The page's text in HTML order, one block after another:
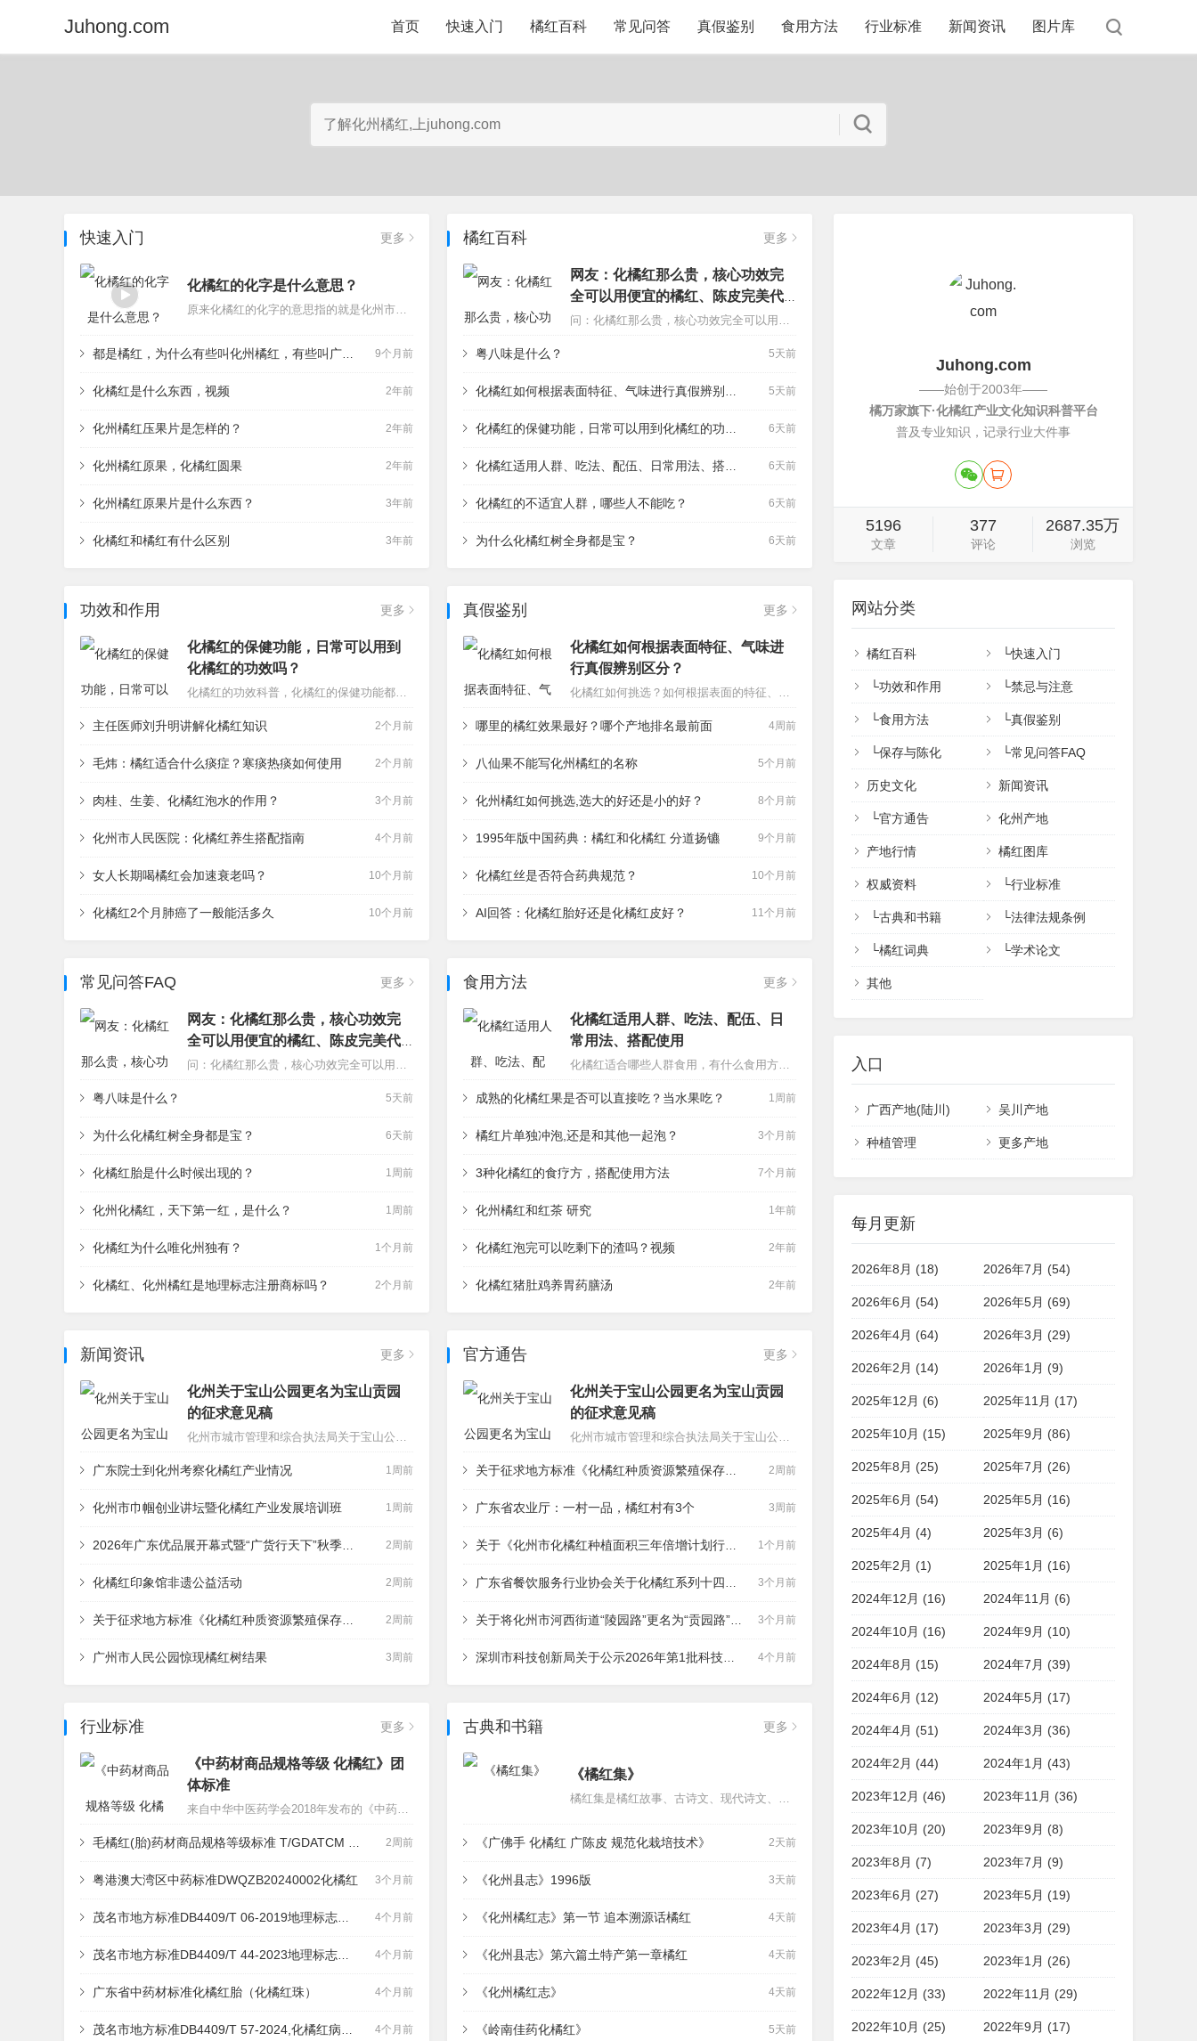
Juhong.com 首页 快速入门 橘红百科 常见问答 真假鉴别 食用方法 行业标准 新闻资讯 图片库
快速入门 更多
化橘红的化字是什么意思？
都是橘红，为什么有些叫化州橘红，有些叫广西橘红、陆川橘红、吴川橘红？ 9个月前
化橘红是什么东西，视频 2年前
化州橘红压果片是怎样的？ 2年前
化州橘红原果，化橘红圆果 2年前
化州橘红原果片是什么东西？ 3年前
化橘红和橘红有什么区别 3年前
橘红百科 更多
网友：化橘红那么贵，核心功效完
全可以用便宜的橘红、陈皮完美代
替吗？
粤八味是什么？ 5天前
化橘红如何根据表面特征、气味进行真假辨别区分？ 5天前
化橘红的保健功能，日常可以用到化橘红的功效吗？ 6天前
化橘红适用人群、吃法、配伍、日常用法、搭配使用 6天前
化橘红的不适宜人群，哪些人不能吃？ 6天前
为什么化橘红树全身都是宝？ 6天前
功效和作用 更多
化橘红的保健功能，日常可以用到
化橘红的功效吗？
主任医师刘升明讲解化橘红知识 2个月前
毛炜：橘红适合什么痰症？寒痰热痰如何使用 2个月前
肉桂、生姜、化橘红泡水的作用？ 3个月前
化州市人民医院：化橘红养生搭配指南 4个月前
女人长期喝橘红会加速衰老吗？ 10个月前
化橘红2个月肺癌了一般能活多久 10个月前
真假鉴别 更多
化橘红如何根据表面特征、气味进
行真假辨别区分？
哪里的橘红效果最好？哪个产地排名最前面 4周前
八仙果不能写化州橘红的名称 5个月前
​化州橘红如何挑选,选大的好还是小的好？ 8个月前
1995年版中国药典：橘红和化橘红 分道扬镳 9个月前
化橘红丝是否符合药典规范？ 10个月前
AI回答：化橘红胎好还是化橘红皮好？ 11个月前
常见问答FAQ 更多
网友：化橘红那么贵，核心功效完
全可以用便宜的橘红、陈皮完美代
替吗？
粤八味是什么？ 5天前
为什么化橘红树全身都是宝？ 6天前
化橘红胎是什么时候出现的？ 1周前
化州化橘红，天下第一红，是什么？ 1周前
化橘红为什么唯化州独有？ 1个月前
化橘红、化州橘红是地理标志注册商标吗？ 2个月前
食用方法 更多
化橘红适用人群、吃法、配伍、日
常用法、搭配使用
成熟的化橘红果是否可以直接吃？当水果吃？ 1周前
橘红片单独冲泡,还是和其他一起泡？ 3个月前
3种化橘红的食疗方，搭配使用方法 7个月前
化州橘红和红茶 研究 1年前
化橘红泡完可以吃剩下的渣吗？视频 2年前
化橘红猪肚鸡养胃药膳汤 2年前
新闻资讯 更多
化州关于宝山公园更名为宝山贡园
的征求意见稿
广东院士到化州考察化橘红产业情况 1周前
化州市巾帼创业讲坛暨化橘红产业发展培训班 1周前
2026年广东优品展开幕式暨“广货行天下”秋季行动启动 2周前
化橘红印象馆非遗公益活动 2周前
关于征求地方标准《化橘红种质资源繁殖保存更新技术规程》（送审稿）意见的公告 2周前
广州市人民公园惊现橘红树结果 3周前
官方通告 更多
化州关于宝山公园更名为宝山贡园
的征求意见稿
关于征求地方标准《化橘红种质资源繁殖保存更新技术规程》（送审稿）意见的公告 2周前
广东省农业厅：一村一品，橘红村有3个 3周前
关于《化州市化橘红种植面积三年倍增计划行动方案》奖补申报工作的通知 1个月前
广东省餐饮服务行业协会关于化橘红系列十四项团体标准的立项通知 3个月前
关于将化州市河西街道“陵园路”更名为“贡园路”的公示 3个月前
深圳市科技创新局关于公示2026年第1批科技计划验收通过和结题项目（非基础研究类）的通知 4个月前
行业标准 更多
《中药材商品规格等级 化橘红》团
体标准
毛橘红(胎)药材商品规格等级标准 T/GDATCM 0004－2023 2周前
粤港澳大湾区中药标准DWQZB20240002化橘红 3个月前
茂名市地方标准DB4409/T 06-2019地理标志产品 化橘红 4个月前
茂名市地方标准DB4409/T 44-2023地理标志产品 化橘红质量等级 4个月前
广东省中药材标准化橘红胎（化橘红珠） 4个月前
茂名市地方标准DB4409/T 57-2024,化橘红病虫害防治农药安全使用技术规程 4个月前
古典和书籍 更多
《橘红集》
《广佛手 化橘红 广陈皮 规范化栽培技术》 2天前
《化州县志》1996版 3天前
《化州橘红志》第一节 追本溯源话橘红 4天前
《化州县志》第六篇土特产第一章橘红 4天前
《化州橘红志》 4天前
《岭南佳药化橘红》 5天前
Juhong.com
——始创于2003年——
橘万家旗下·化橘红产业文化知识科普平台
普及专业知识，记录行业大件事
5196
文章
377
评论
2687.35万
浏览
网站分类
橘红百科 └快速入门
└功效和作用 └禁忌与注意
└食用方法 └真假鉴别
└保存与陈化 └常见问答FAQ
历史文化 新闻资讯
└官方通告 化州产地
产地行情 橘红图库
权威资料 └行业标准
└古典和书籍 └法律法规条例
└橘红词典 └学术论文
其他
入口
广西产地(陆川) 吴川产地
种植管理 更多产地
每月更新
2026年8月 (18) 2026年7月 (54)
2026年6月 (54) 2026年5月 (69)
2026年4月 (64) 2026年3月 (29)
2026年2月 (14) 2026年1月 (9)
2025年12月 (6) 2025年11月 (17)
2025年10月 (15) 2025年9月 (86)
2025年8月 (25) 2025年7月 (26)
2025年6月 (54) 2025年5月 (16)
2025年4月 (4) 2025年3月 (6)
2025年2月 (1) 2025年1月 (16)
2024年12月 (16) 2024年11月 (6)
2024年10月 (16) 2024年9月 (10)
2024年8月 (15) 2024年7月 (39)
2024年6月 (12) 2024年5月 (17)
2024年4月 (51) 2024年3月 (36)
2024年2月 (44) 2024年1月 (43)
2023年12月 (46) 2023年11月 (36)
2023年10月 (20) 2023年9月 (8)
2023年8月 (7) 2023年7月 (9)
2023年6月 (27) 2023年5月 (19)
2023年4月 (17) 2023年3月 (29)
2023年2月 (45) 2023年1月 (26)
2022年12月 (33) 2022年11月 (29)
2022年10月 (25) 2022年9月 (17)